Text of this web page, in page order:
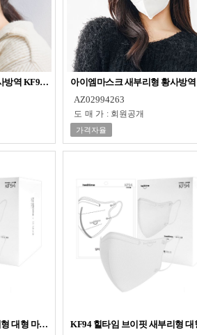
방역 KF94 대형 50매아이엠마스크 새부리형 황사방
AZ02994263
도매가 : 회원공개
가격자율
대형 마스크 1매입(개별포장)x100장 식약처인증
KF94 힐타임 브이핏 새부리형